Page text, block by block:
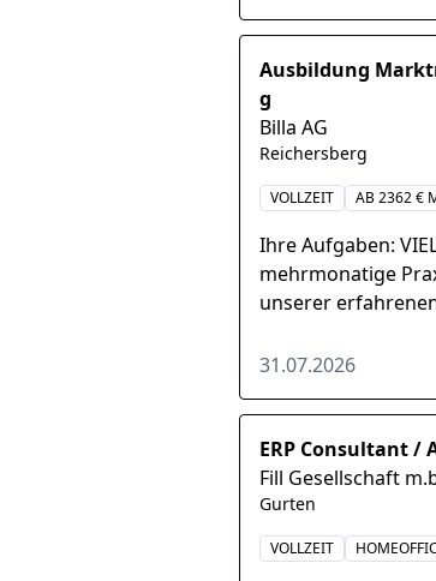
Ausbildung
g
Billa AG
Reichersberg
VOLLZEIT AB 2362 €
Ihre Aufgaben:
mehrmonatige
unserer
31.07.2026
ERP Consultant /
Fill Gesellschaft
Gurten
VOLLZEIT